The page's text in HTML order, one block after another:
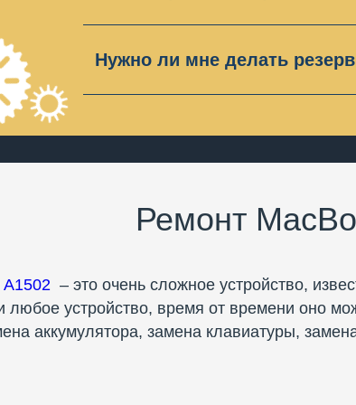
Мы предоставляем гарантию
Нужно ли мне делать
В большинстве случаев
Ремонт
A1502 – это очень сложное устройство,
любое устройство, время от времени оно
аккумулятора, замена клавиатуры,